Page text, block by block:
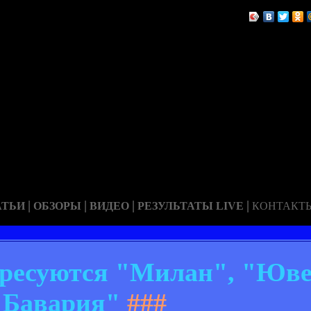
| ОБЗОРЫ | ВИДЕО | РЕЗУЛЬТАТЫ LIVE |
"Милан",
###